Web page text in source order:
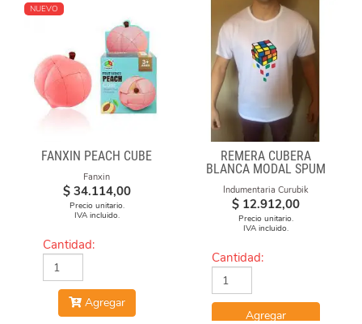
NUEVO
FANXIN PEACH CUBE
Fanxin
$ 34.114,00
Precio unitario.
IVA incluido.
Cantidad:
Agregar
REMERA CUBERA
BLANCA MODAL SPUM
Indumentaria Curubik
$ 12.912,00
Precio unitario.
IVA incluido.
Cantidad:
Agregar